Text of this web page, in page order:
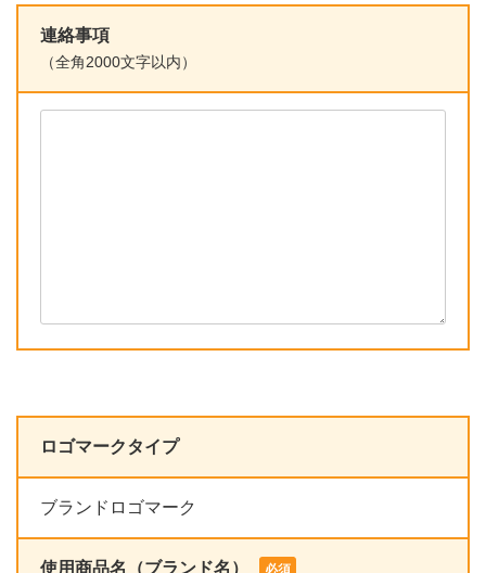
連絡事項
（全角2000文字以内）
ロゴマークタイプ
ブランドロゴマーク
使用商品名（ブランド名） 必須